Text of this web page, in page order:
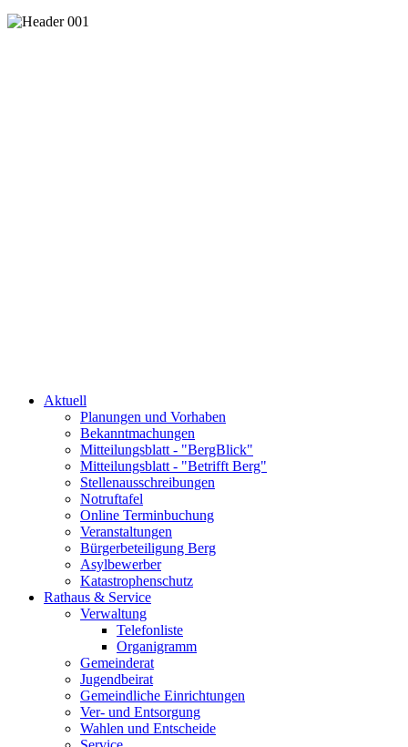
Aktuell
Planungen und Vorhaben
Bekanntmachungen
Mitteilungsblatt - "BergBlick"
Mitteilungsblatt - "Betrifft Berg"
Stellenausschreibungen
Notruftafel
Online Terminbuchung
Veranstaltungen
Bürgerbeteiligung Berg
Asylbewerber
Katastrophenschutz
Rathaus & Service
Verwaltung
Telefonliste
Organigramm
Gemeinderat
Jugendbeirat
Gemeindliche Einrichtungen
Ver- und Entsorgung
Wahlen und Entscheide